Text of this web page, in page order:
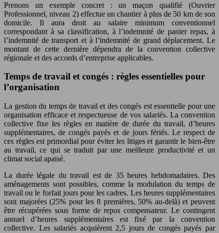
Prenons un exemple concret : un maçon qualifié (Ouvrier
Professionnel, niveau 2) effectue un chantier à plus de 50 km de son
domicile. Il aura droit au salaire minimum conventionnel
correspondant à sa classification, à l’indemnité de panier repas, à
l’indemnité de transport et à l’indemnité de grand déplacement. Le
montant de cette dernière dépendra de la convention collective
régionale et des accords d’entreprise applicables.
Temps de travail et congés : règles essentielles pour
l’organisation
La gestion du temps de travail et des congés est essentielle pour une
organisation efficace et respectueuse de vos salariés. La convention
collective fixe les règles en matière de durée du travail, d’heures
supplémentaires, de congés payés et de jours fériés. Le respect de
ces règles est primordial pour éviter les litiges et garantir le bien-être
au travail, ce qui se traduit par une meilleure productivité et un
climat social apaisé.
La durée légale du travail est de 35 heures hebdomadaires. Des
aménagements sont possibles, comme la modulation du temps de
travail ou le forfait jours pour les cadres. Les heures supplémentaires
sont majorées (25% pour les 8 premières, 50% au-delà) et peuvent
être récupérées sous forme de repos compensateur. Le contingent
annuel d’heures supplémentaires est fixé par la convention
collective. Les salariés acquièrent 2,5 jours de congés payés par